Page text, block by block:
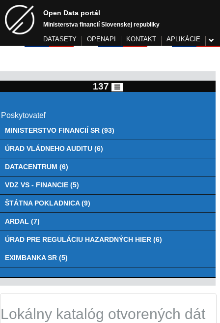
Open Data portál
Ministerstva financií Slovenskej republiky
DATASETY OPENAPI KONTAKT APLIKÁCIE
137
Poskytovateľ
MINISTERSTVO FINANCIÍ SR (93)
ÚRAD VLÁDNEHO AUDITU (6)
DATACENTRUM (6)
VDZ VS - FINANCIE (5)
ŠTÁTNA POKLADNICA (9)
ARDAL (7)
ÚRAD PRE REGULÁCIU HAZARDNÝCH HIER (6)
EXIMBANKA SR (5)
Lokálny katalóg otvorených dát